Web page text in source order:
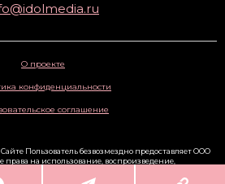
О проекте
конфиденциальности
соглашение
Пользователь безвозмездно предоставляет ООО
на использование, воспроизведение,
сведения через сайт
www.idolmedia.ru. 16+